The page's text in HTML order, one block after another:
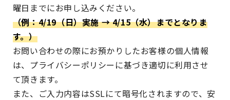
曜日までにお申し込みください。
（例：4/19（日）実施 → 4/15（水）までとなりま
す。）
お問い合わせの際にお預かりしたお客様の個人情報
は、プライバシーポリシーに基づき適切に利用させ
て頂きます。
また、ご入力内容はSSLにて暗号化されますので、安